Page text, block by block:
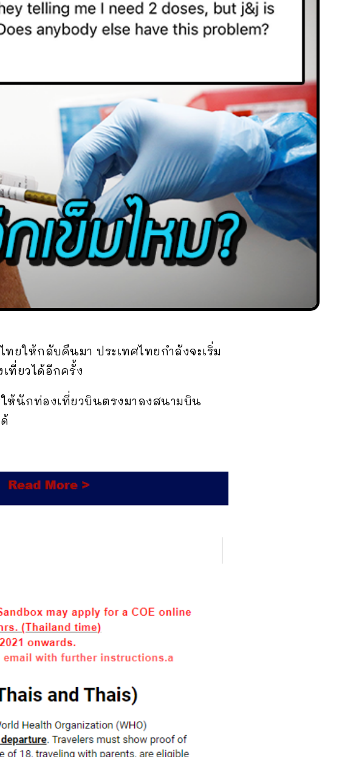
ยให้กลับคืนมา ประเทศไทยกำลังจะเริ่ม
ที่ยวได้อีกครั้ง
ให้นักท่องเที่ยวบินตรงมาลงสนามบิน